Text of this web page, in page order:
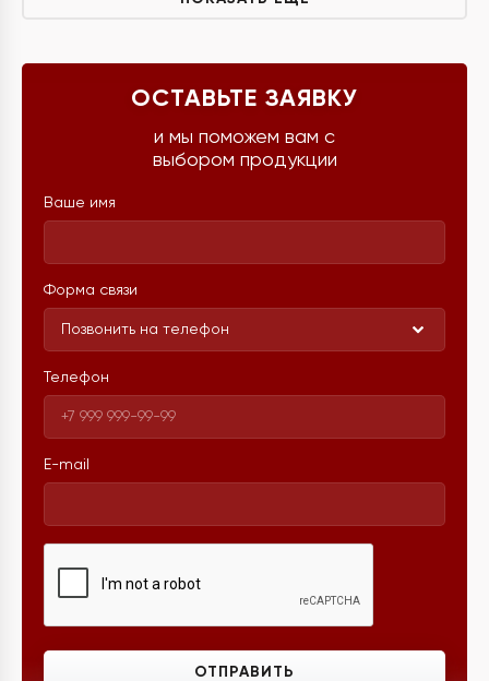
ОСТАВЬТЕ ЗАЯВКУ
и мы поможем вам с
выбором продукции
Ваше имя
Форма связи
Позвонить на телефон
Телефон
E-mail
ОТПРАВИТЬ